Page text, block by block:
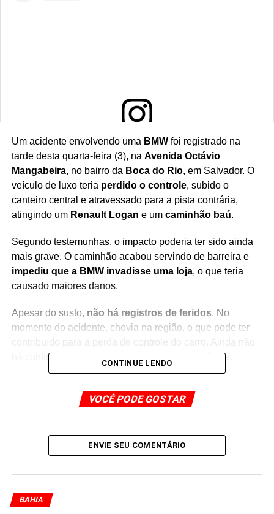
Ver essa foto no Instagram
Um acidente envolvendo uma BMWfoi registrado na
tarde desta quarta-feira (3), na Avenida Octávio
Mangabeira, no bairro da Boca do Rio, em Salvador. O
veículo de luxo teria perdido o controle, subido o
canteiro central e atravessado para a pista contrária,
atingindo um Renault Logan e um caminhão baú.
Segundo testemunhas, o impacto poderia ter sido ainda
mais grave. O caminhão acabou servindo de barreira e
impediu que a BMW invadisse uma loja, o que teria
causado maiores danos.
Apesar do susto, não há registros de feridos. No
momento do acidente, chovia na região, o que pode ter
há confirmação sobre a causa exata da ocorrência.
Mangabeira, uma das principais vias da orla de Salvador.
CONTINUE LENDO
VOCÊ PODE GOSTAR
ENVIE SEU COMENTÁRIO
BAHIA